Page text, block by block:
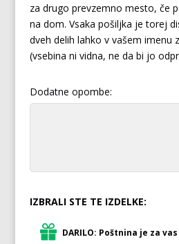
za drugo prevzemno mesto, če
na dom. Vsaka pošiljka je torej
dveh delih lahko v vašem imenu
(vsebina ni vidna, ne da bi jo
Dodatne opombe:
IZBRALI STE TE IZDELKE:
DARILO: Poštnina je za